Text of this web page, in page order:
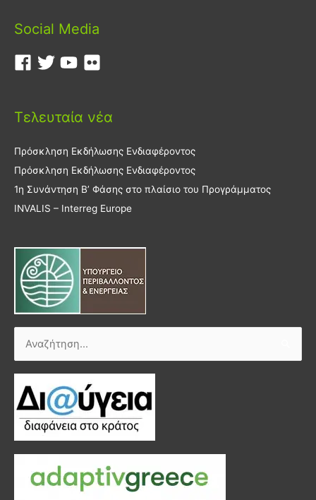
Social Media
Τελευταία νέα
Πρόσκληση Εκδήλωσης Ενδιαφέροντος
Πρόσκληση Εκδήλωσης Ενδιαφέροντος
1η Συνάντηση Β’ Φάσης στο πλαίσιο του Προγράμματος
INVALIS – Interreg Europe
Αναζήτηση